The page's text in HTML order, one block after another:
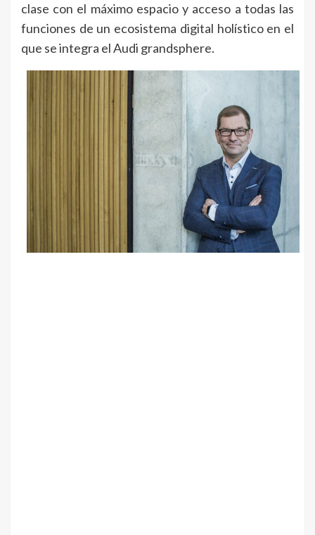
clase con el máximo espacio y acceso a todas las
funciones de un ecosistema digital holístico en el
que se integra el Audi grandsphere.